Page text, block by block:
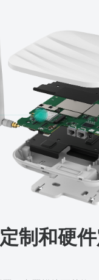
制和硬